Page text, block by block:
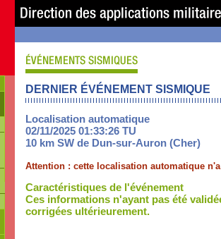
DERNIER ÉVÉNEMENT SISMIQUE
Localisation automatique
02/11/2025 01:33:26 TU
10 km SW de Dun-sur-Auron (Cher)
Attention : cette localisation automatique
Caractéristiques de l'événement
Ces informations n'ayant pas été
corrigées ultérieurement.